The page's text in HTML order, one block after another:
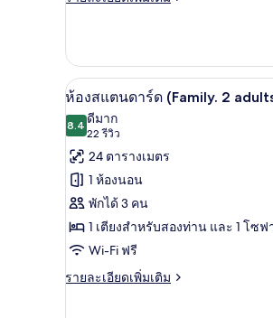
เกี่ยว
กับ
ห้อง
สแตนดาร์ด,
เตียง
ใหญ่
เตียง
เปิด
ภาพถ่าย
ทั้งหมด
ของ
ห้อง
สแตนดาร์ด
(Family.
adults
ห้อง
8
ห้องสแตนดาร์ด (Family. 2
8.48.4 จาก 10
ดีมาก
22 รีวิว
(22
รีวิว)
24 ตารางเมตร
1 ห้องนอน
พักได้ 3 คน
1 เตียงสำหรับสองท่าน และ 1 โซ
Wi-Fi ฟรี
รายละเอียดเพิ่มเติม
ราย